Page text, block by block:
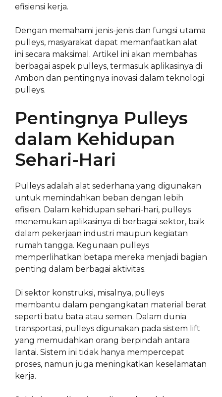
efisiensi kerja.
Dengan memahami jenis-jenis dan fungsi utama
pulleys, masyarakat dapat memanfaatkan alat
ini secara maksimal. Artikel ini akan membahas
berbagai aspek pulleys, termasuk aplikasinya di
Ambon dan pentingnya inovasi dalam teknologi
pulleys.
Pentingnya Pulleys
dalam Kehidupan
Sehari-Hari
Pulleys adalah alat sederhana yang digunakan
untuk memindahkan beban dengan lebih
efisien. Dalam kehidupan sehari-hari, pulleys
menemukan aplikasinya di berbagai sektor, baik
dalam pekerjaan industri maupun kegiatan
rumah tangga. Kegunaan pulleys
memperlihatkan betapa mereka menjadi bagian
penting dalam berbagai aktivitas.
Di sektor konstruksi, misalnya, pulleys
membantu dalam pengangkatan material berat
seperti batu bata atau semen. Dalam dunia
transportasi, pulleys digunakan pada sistem lift
yang memudahkan orang berpindah antara
lantai. Sistem ini tidak hanya mempercepat
proses, namun juga meningkatkan keselamatan
kerja.